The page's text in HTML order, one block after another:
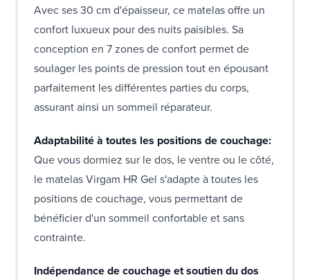
Avec ses 30 cm d'épaisseur, ce matelas offre un
confort luxueux pour des nuits paisibles. Sa
conception en 7 zones de confort permet de
soulager les points de pression tout en épousant
parfaitement les différentes parties du corps,
assurant ainsi un sommeil réparateur.
Adaptabilité à toutes les positions de couchage:
Que vous dormiez sur le dos, le ventre ou le côté,
le matelas Virgam HR Gel s'adapte à toutes les
positions de couchage, vous permettant de
bénéficier d'un sommeil confortable et sans
contrainte.
Indépendance de couchage et soutien du dos